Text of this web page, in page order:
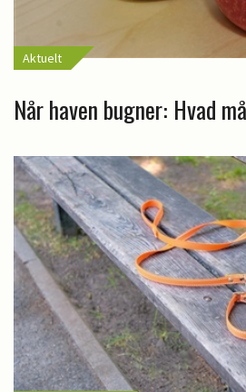
Aktuelt
Når haven bugner: Hvad